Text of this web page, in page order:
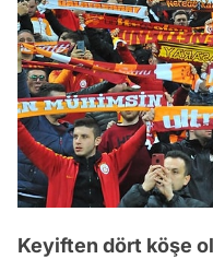
Keyiften dört köşe